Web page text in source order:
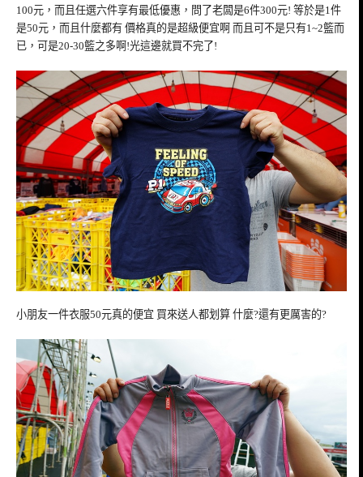
100元，而且任選六件享有最低優惠，問了老闆是6件300元! 等於是1件
是50元，而且什麼都有 價格真的是超級便宜啊 而且可不是只有1~2籃而
已，可是20-30籃之多啊!光這邊就買不完了!
小朋友一件衣服50元真的便宜 買來送人都划算 什麼?還有更厲害的?